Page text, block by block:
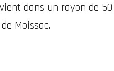
dans un rayon de 50
Moissac.